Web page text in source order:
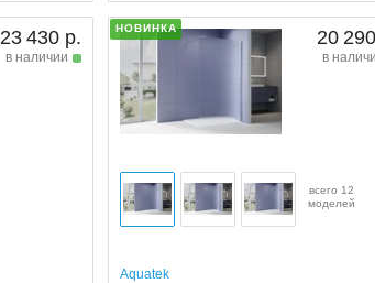
23 430 р.
в наличии
НОВИНКА 20
в
всего 12
моделей
Aquatek